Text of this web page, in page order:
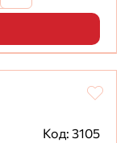
Код: 3105